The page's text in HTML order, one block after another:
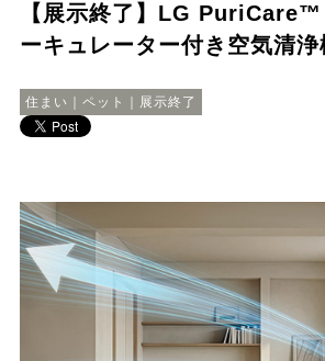
【展示終了】LG
ーキュレーター付き空気清浄
住まい｜ペット｜展示終了